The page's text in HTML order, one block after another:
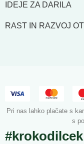
IDEJE ZA DARILA
RAST IN RAZVOJ
Pri nas lahko plačate s
s
#krokodilcek